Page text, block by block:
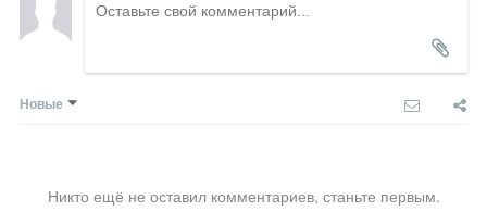
Новые
Никто ещё не оставил комментариев, станьте первым.